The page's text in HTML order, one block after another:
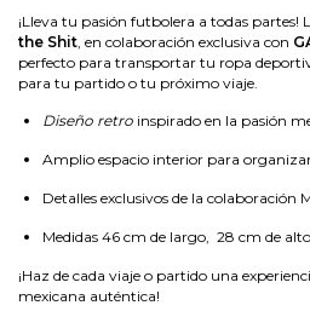
¡Lleva tu pasión futbolera a todas partes!
the Shit, en colaboración exclusiva con
perfecto para transportar tu ropa
para tu partido o tu próximo viaje.
Diseño retro inspirado en la pasión
Amplio espacio interior para
Detalles exclusivos de la colaboración
Medidas 46 cm de largo, 28 cm de
¡Haz de cada viaje o partido una
mexicana auténtica!